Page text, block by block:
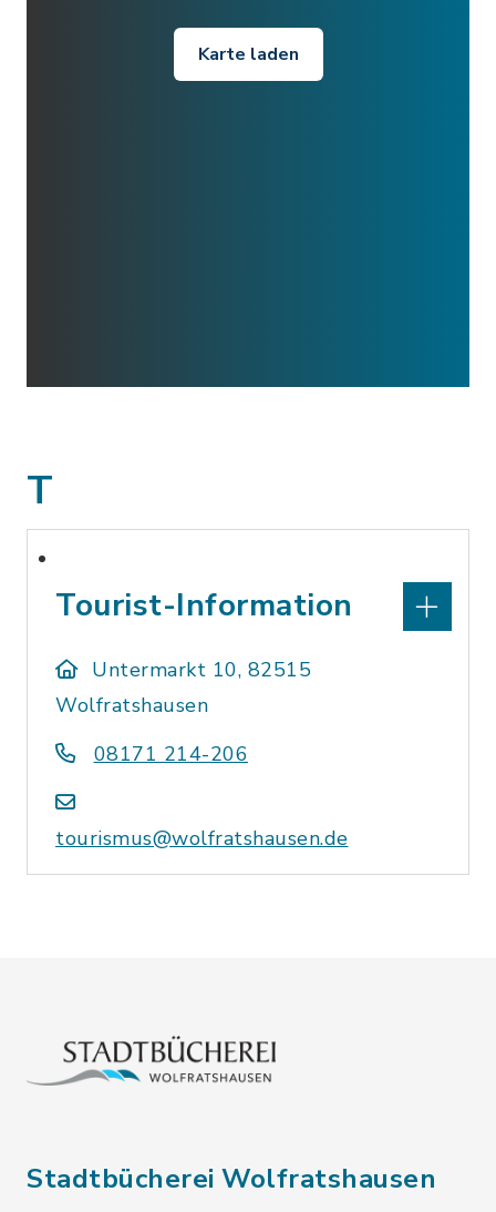
Karte laden
T
Tourist-Information
Untermarkt 10, 82515
Wolfratshausen
08171 214-206
tourismus@wolfratshausen.de
Stadtbücherei Wolfratshausen